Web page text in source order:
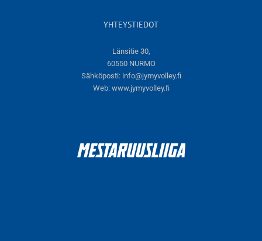
YHTEYSTIEDOT
Länsitie 30,
60550 NURMO
Sähköposti: info@jymyvolley.fi
Web: www.jymyvolley.fi